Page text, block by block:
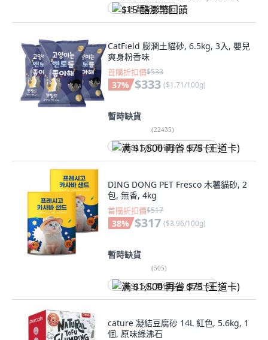
$15 酷澎幣回饋
CatField 膨潤土貓砂, 6.5kg, 3入, 嬰兒
爽身粉香味
首購折扣價$533
37% $333 ($1.71/100g)
暫時缺貨
(22435)
满 $1,500 再省 $75 (王道卡)
DING DONG PET Fresco 木薯貓砂, 2
包, 無香, 4kg
首購折扣價$517
38% $317 ($3.96/100g)
暫時缺貨
(505)
满 $1,500 再省 $75 (王道卡)
cature 凝結豆腐砂 14L 紅色, 5.6kg, 1
個, 原味綠沸石